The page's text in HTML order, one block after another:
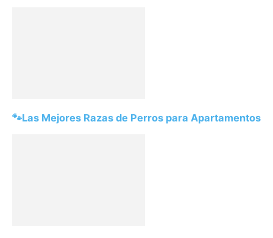
🐾Las Mejores Razas de Perros para Apartamentos